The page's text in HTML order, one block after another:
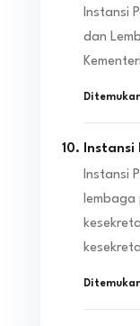
Instansi
dan
Instansi
Instansi
lembaga